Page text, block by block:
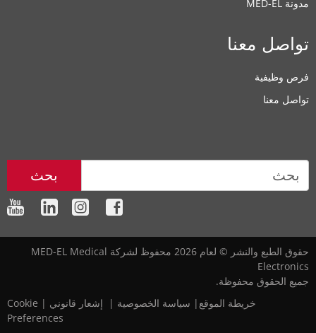
مدونة MED-EL
تواصل معنا
فرص وظيفية
تواصل معنا
بحث
حقوق الطبع والنشر © لعام 2026 محفوظ لشركة MED-EL Medical
Electronics
جميع الحقوق محفوظة.
خريطة الموقع
|‎ سياسة الخصوصية |‎ إشعار قانوني |
Cookie
Preferences